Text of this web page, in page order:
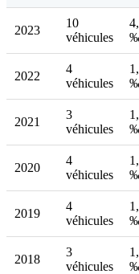
2023
10
véhicules
2022
4
véhicules
2021
3
véhicules
2020
4
véhicules
2019
4
véhicules
2018
3
véhicules